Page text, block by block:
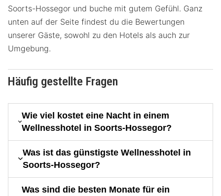
Soorts-Hossegor und buche mit gutem Gefühl. Ganz
unten auf der Seite findest du die Bewertungen
unserer Gäste, sowohl zu den Hotels als auch zur
Umgebung.
Häufig gestellte Fragen
Wie viel kostet eine Nacht in einem
Wellnesshotel in Soorts-Hossegor?
Was ist das günstigste Wellnesshotel in
Soorts-Hossegor?
Was sind die besten Monate für ein